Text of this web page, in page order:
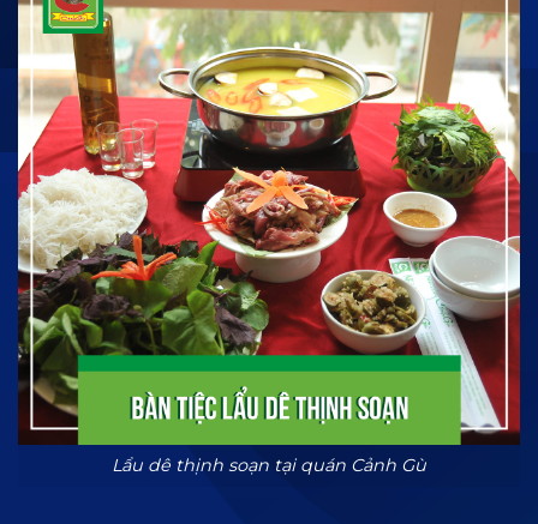
Lẩu dê thịnh soạn tại quán Cảnh Gù